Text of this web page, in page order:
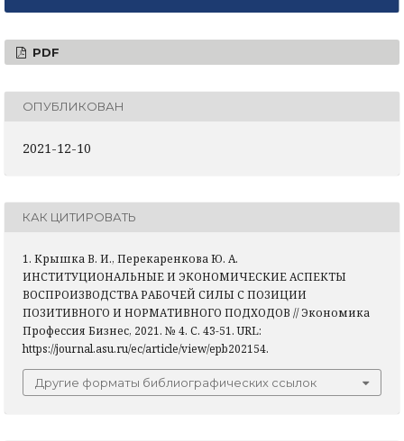
PDF
ОПУБЛИКОВАН
2021-12-10
КАК ЦИТИРОВАТЬ
1. Крышка В. И., Перекаренкова Ю. А.
ИНСТИТУЦИОНАЛЬНЫЕ И ЭКОНОМИЧЕСКИЕ АСПЕКТЫ
ВОСПРОИЗВОДСТВА РАБОЧЕЙ СИЛЫ С ПОЗИЦИИ
ПОЗИТИВНОГО И НОРМАТИВНОГО ПОДХОДОВ // Экономика
Профессия Бизнес, 2021. № 4. С. 43-51. URL:
https://journal.asu.ru/ec/article/view/epb202154.
Другие форматы библиографических ссылок